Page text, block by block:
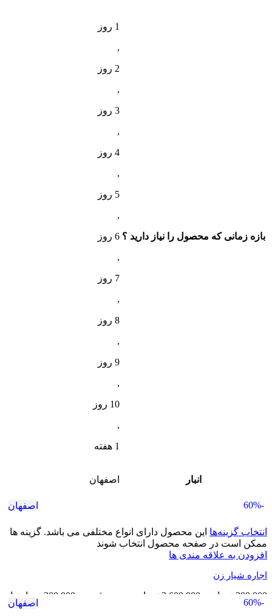
بازه زمانی که محصول را نیاز دارید ؟
1 روز
,
2 روز
,
3 روز
,
4 روز
,
5 روز
,
6 روز
,
7 روز
,
8 روز
,
9 روز
,
10 روز
,
1 هفته
انبار اصفهان
-60% اصفهان
انتخاب گزینه‌ها این محصول دارای انواع مختلفی می باشد. گزینه ها
ممکن است در صفحه محصول انتخاب شوند
افزودن به علاقه مندی ها
اجاره شیار زن
300,000 تومان 3,600,000 تومان
محدوده قیمت: 300,000 تومان تا
3,600,000 تومان
-60% اصفهان